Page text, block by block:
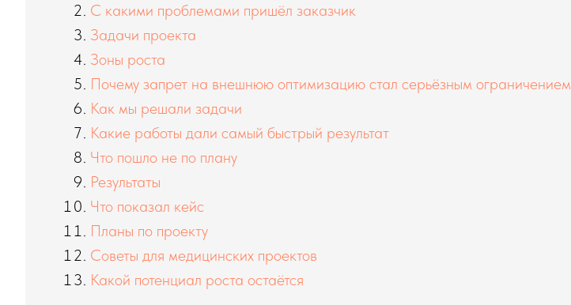
С какими проблемами пришёл заказчик
Задачи проекта
Зоны роста
Почему запрет на внешнюю оптимизацию стал серьёзным ограничением
Как мы решали задачи
Какие работы дали самый быстрый результат
Что пошло не по плану
Результаты
Что показал кейс
Планы по проекту
Советы для медицинских проектов
Какой потенциал роста остаётся